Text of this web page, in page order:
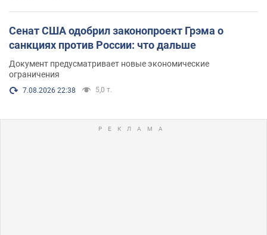
Сенат США одобрил законопроект Грэма о
санкциях против России: что дальше
Документ предусматривает новые экономические
ограничения
7.08.2026 22:38 5,0 т.